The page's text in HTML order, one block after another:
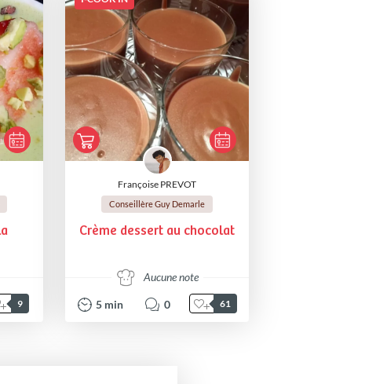
9
Françoise PREVOT
Conseillère Guy Demarle
Crème dessert au chocolat
Aucune note
5 min 0 61